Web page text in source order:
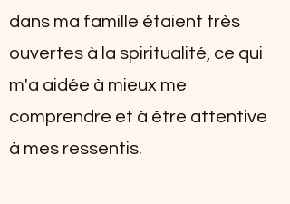
dans ma famille étaient très
ouvertes à la spiritualité, ce qui
m'a aidée à mieux me
comprendre et à être attentive
à mes ressentis.